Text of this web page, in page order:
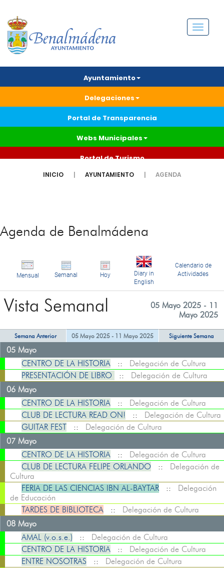
Menú
Ayuntamiento
Delegaciones
Portal de Transparencia
Webs Municipales
Portal de Turismo
INICIO AYUNTAMIENTO AGENDA
Agenda de Benalmádena
Mensual Semanal Hoy
Diary in
English
Calendario de
Actividades
Vista Semanal
05 Mayo 2025 - 11
Mayo 2025
Semana Anterior 05 Mayo 2025 - 11 Mayo 2025 Siguiente Semana
05 Mayo
CENTRO DE LA HISTORIA :: Delegación de Cultura
PRESENTACIÓN DE LIBRO
:: Delegación de Cultura
06 Mayo
CENTRO DE LA HISTORIA :: Delegación de Cultura
CLUB DE LECTURA READ ON!
:: Delegación de Cultura
GUITAR FEST :: Delegación de Cultura
07 Mayo
CENTRO DE LA HISTORIA :: Delegación de Cultura
CLUB DE LECTURA FELIPE ORLANDO :: Delegación de
Cultura
FERIA DE LAS CIENCIAS IBN AL-BAYTAR:: Delegación
de Educación
TARDES DE BIBLIOTECA :: Delegación de Cultura
08 Mayo
AMAL (v.o.s.e.) :: Delegación de Cultura
CENTRO DE LA HISTORIA :: Delegación de Cultura
ENTRE NOSOTRAS :: Delegación de Cultura